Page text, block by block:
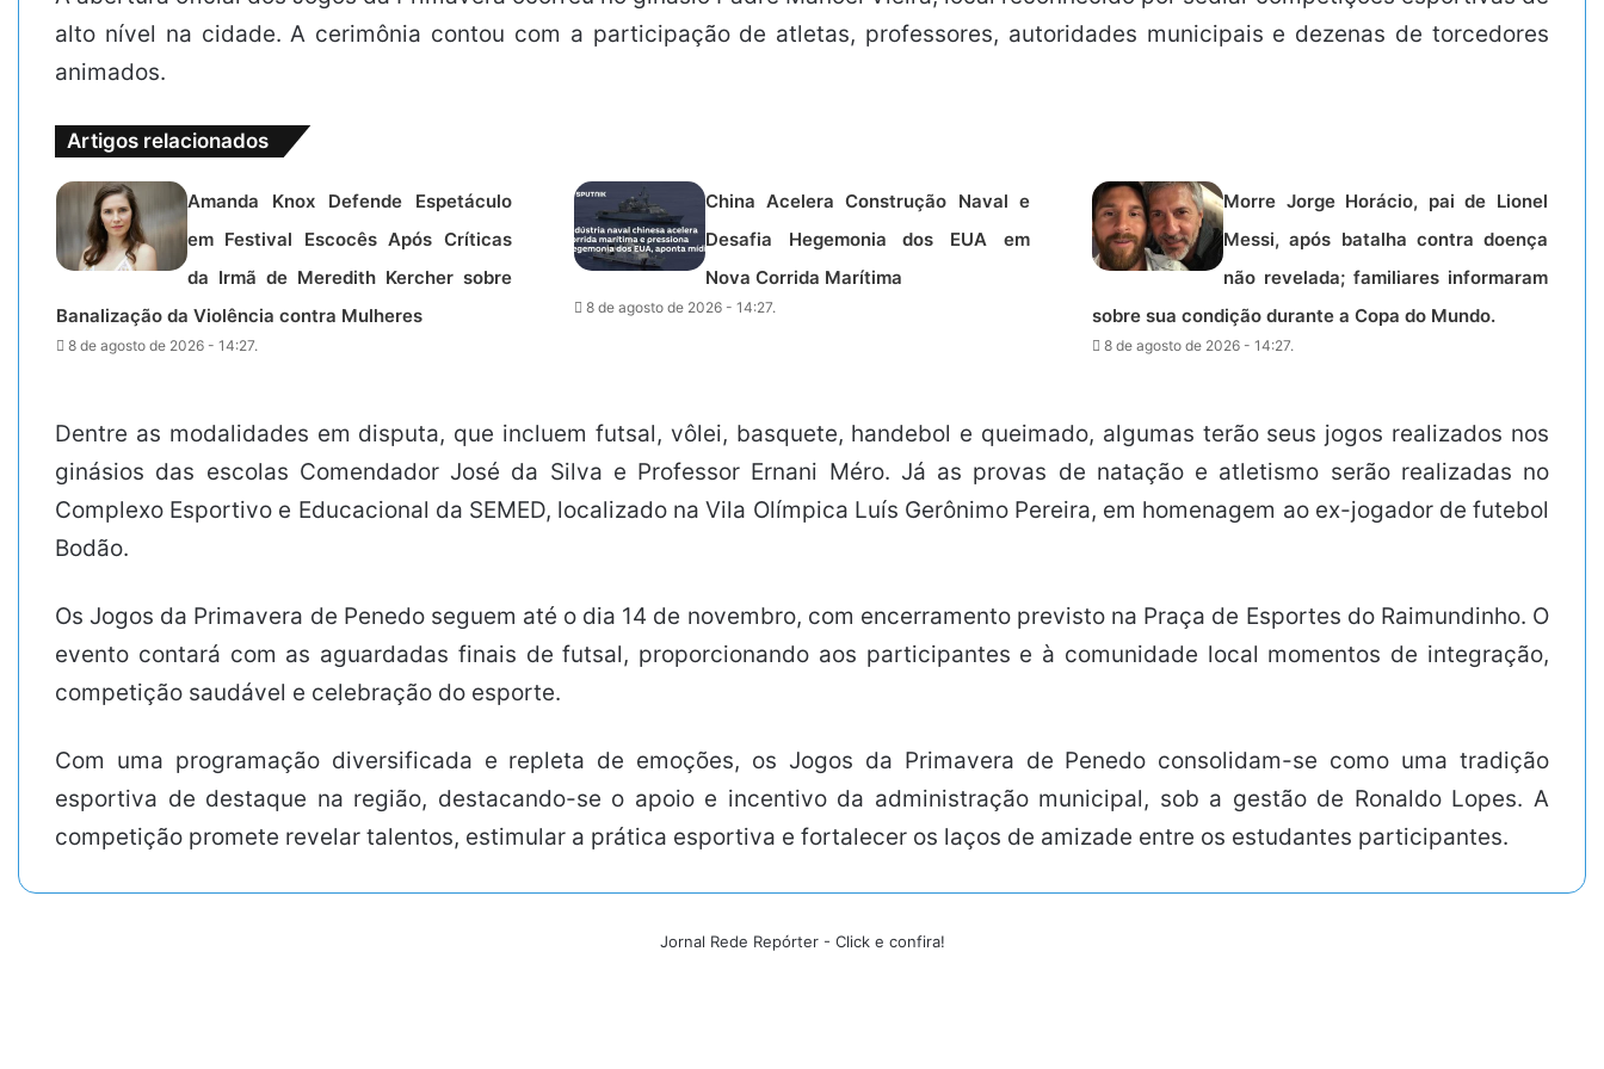
alto nível na cidade. A cerimônia contou com a participação de atletas, professores, autoridades municipais e dezenas de torcedores
animados.
Artigos relacionados
Amanda Knox Defende Espetáculo
em Festival Escocês Após Críticas
da Irmã de Meredith Kercher sobre
Banalização da Violência contra Mulheres
8 de agosto de 2026 - 14:27.
China Acelera Construção Naval e
Desafia Hegemonia dos EUA em
Nova Corrida Marítima
8 de agosto de 2026 - 14:27.
Morre Jorge Horácio, pai de Lionel
Messi, após batalha contra doença
não revelada; familiares informaram
sobre sua condição durante a Copa do Mundo.
8 de agosto de 2026 - 14:27.
Dentre as modalidades em disputa, que incluem futsal, vôlei, basquete, handebol e queimado, algumas terão seus jogos realizados nos
ginásios das escolas Comendador José da Silva e Professor Ernani Méro. Já as provas de natação e atletismo serão realizadas no
Complexo Esportivo e Educacional da SEMED, localizado na Vila Olímpica Luís Gerônimo Pereira, em homenagem ao ex-jogador de futebol
Bodão.
Os Jogos da Primavera de Penedo seguem até o dia 14 de novembro, com encerramento previsto na Praça de Esportes do Raimundinho. O
evento contará com as aguardadas finais de futsal, proporcionando aos participantes e à comunidade local momentos de integração,
competição saudável e celebração do esporte.
Com uma programação diversificada e repleta de emoções, os Jogos da Primavera de Penedo consolidam-se como uma tradição
esportiva de destaque na região, destacando-se o apoio e incentivo da administração municipal, sob a gestão de Ronaldo Lopes. A
competição promete revelar talentos, estimular a prática esportiva e fortalecer os laços de amizade entre os estudantes participantes.
Jornal Rede Repórter - Click e confira!